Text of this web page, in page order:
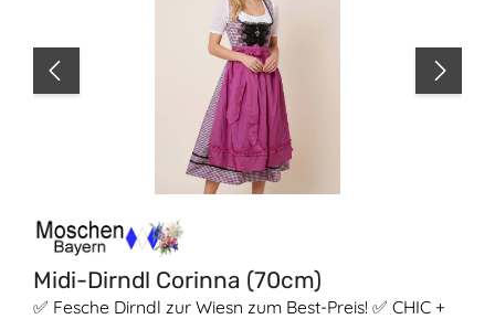
Midi-Dirndl Corinna (70cm)
✅ Fesche Dirndl zur Wiesn zum Best-Preis! ✅ CHIC +